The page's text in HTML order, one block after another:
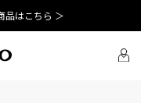
品はこちら ＞